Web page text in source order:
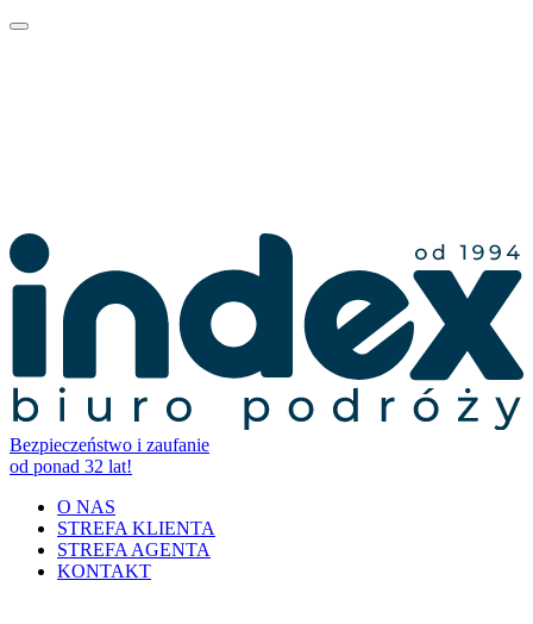
Bezpieczeństwo i zaufanie
od ponad 32 lat!
O NAS
STREFA KLIENTA
STREFA AGENTA
KONTAKT